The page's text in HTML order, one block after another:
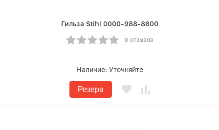
Гильза Stihl 0000-988-8600
0 отзывов
Наличие: Уточняйте
Резерв